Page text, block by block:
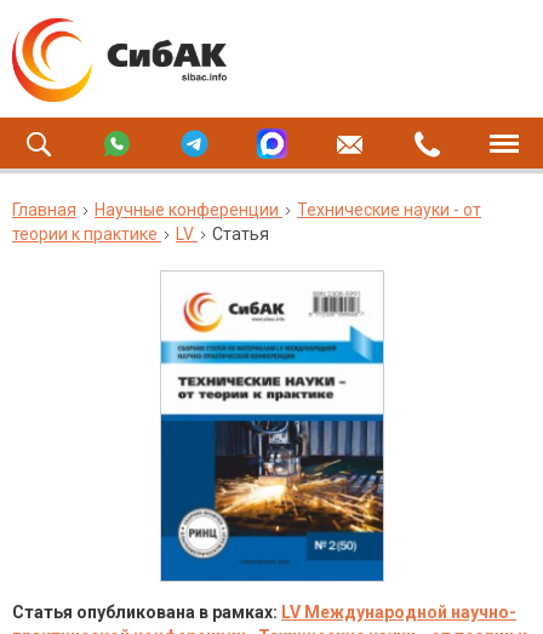
Главная Научные конференции
Технические науки - от
теории к практике
LV Статья
Статья опубликована в рамках: LV Международной научно-